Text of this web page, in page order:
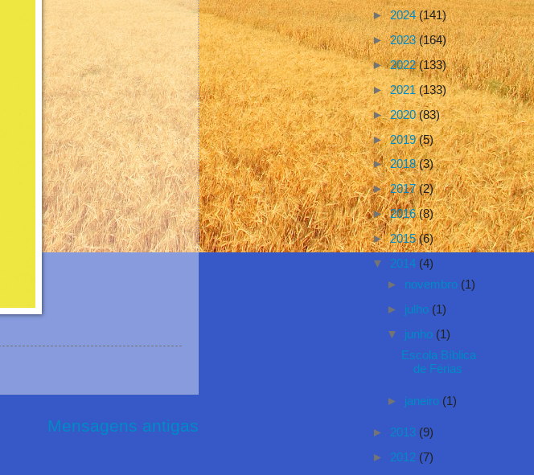
Mensagens antigas
►2024(141)
►2023(164)
►2022(133)
►2021(133)
►2020(83)
►2019(5)
►2018(3)
►2017(2)
►2016(8)
►2015(6)
▼ 2014 (4)
► novembro (1)
► julho (1)
▼ junho (1)
Escola Bíblica
de Férias
► janeiro (1)
► 2013 (9)
► 2012 (7)